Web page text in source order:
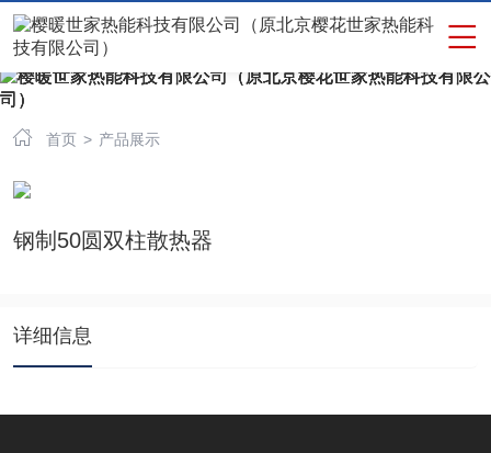

 首页 > 产品展示
钢制50圆双柱散热器
详细信息